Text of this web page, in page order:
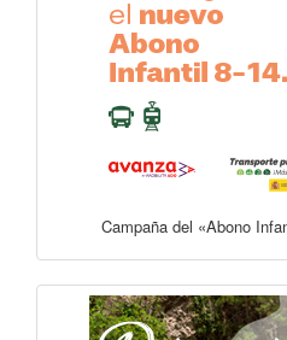
Campaña del «Abono